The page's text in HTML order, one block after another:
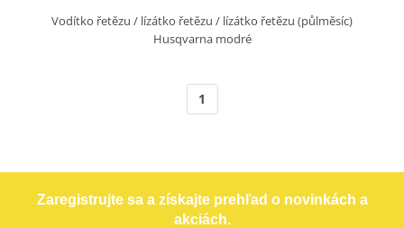
Vodítko řetězu / lízátko řetězu / lízátko řetězu (půlměsíc)
Husqvarna modré
1
Zaregistrujte sa a získajte prehľad o novinkách a
akciách.